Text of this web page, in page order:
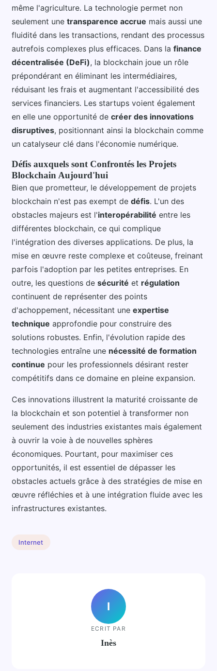
même l'agriculture. La technologie permet non
seulement une transparence accrue mais aussi une
fluidité dans les transactions, rendant des processus
autrefois complexes plus efficaces. Dans la finance
décentralisée (DeFi), la blockchain joue un rôle
prépondérant en éliminant les intermédiaires,
réduisant les frais et augmentant l'accessibilité des
services financiers. Les startups voient également
en elle une opportunité de créer des innovations
disruptives, positionnant ainsi la blockchain comme
un catalyseur clé dans l'économie numérique.
Défis auxquels sont Confrontés les Projets
Blockchain Aujourd'hui
Bien que prometteur, le développement de projets
blockchain n'est pas exempt de défis. L'un des
obstacles majeurs est l'interopérabilité entre les
différentes blockchain, ce qui complique
l'intégration des diverses applications. De plus, la
mise en œuvre reste complexe et coûteuse, freinant
parfois l'adoption par les petites entreprises. En
outre, les questions de sécurité et régulation
continuent de représenter des points
d'achoppement, nécessitant une expertise
technique approfondie pour construire des
solutions robustes. Enfin, l'évolution rapide des
technologies entraîne une nécessité de formation
continue pour les professionnels désirant rester
compétitifs dans ce domaine en pleine expansion.
Ces innovations illustrent la maturité croissante de
la blockchain et son potentiel à transformer non
seulement des industries existantes mais également
à ouvrir la voie à de nouvelles sphères
économiques. Pourtant, pour maximiser ces
opportunités, il est essentiel de dépasser les
obstacles actuels grâce à des stratégies de mise en
œuvre réfléchies et à une intégration fluide avec les
infrastructures existantes.
Internet
I
ECRIT PAR
Inès